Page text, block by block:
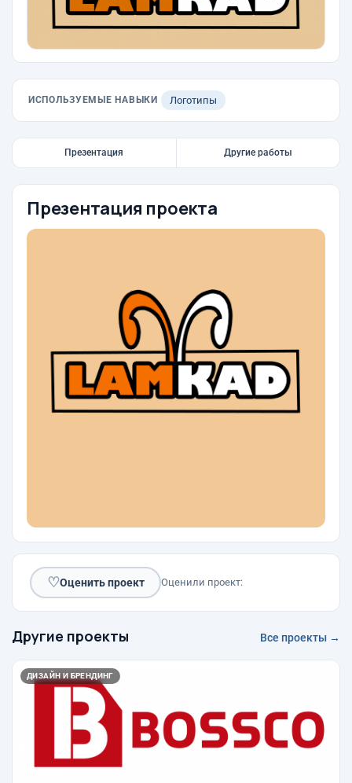
ИСПОЛЬЗУЕМЫЕ НАВЫКИ Логотипы
Презентация Другие работы
Презентация проекта
♡Оценить проект Оценили проект:
Другие проекты Все проекты →
ДИЗАЙН И БРЕНДИНГ